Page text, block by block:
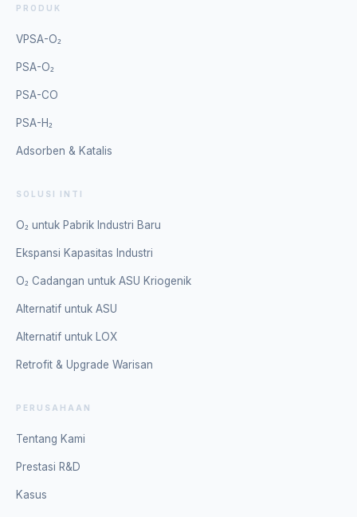
PRODUK
VPSA-O₂
PSA-O₂
PSA-CO
PSA-H₂
Adsorben & Katalis
SOLUSI INTI
O₂ untuk Pabrik Industri Baru
Ekspansi Kapasitas Industri
O₂ Cadangan untuk ASU Kriogenik
Alternatif untuk ASU
Alternatif untuk LOX
Retrofit & Upgrade Warisan
PERUSAHAAN
Tentang Kami
Prestasi R&D
Kasus